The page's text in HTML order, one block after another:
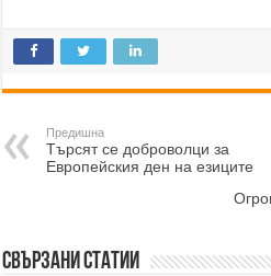
Предишна
Търсят се доброволци за
Европейския ден на езиците
Свързани статии